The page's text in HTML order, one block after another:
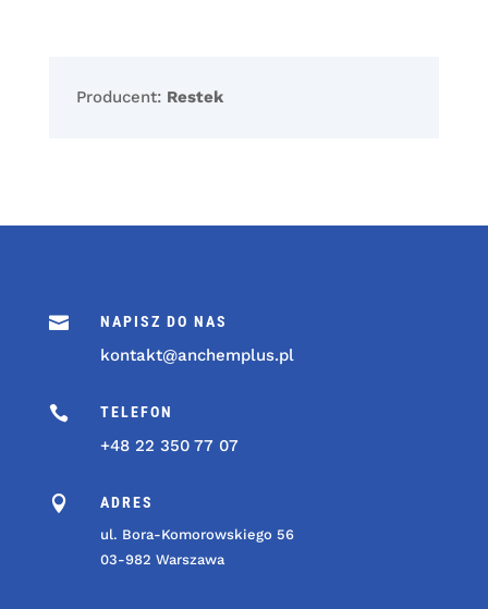
Producent: Restek
 NAPISZ DO NAS
kontakt@anchemplus.pl
 TELEFON
+48 22 350 77 07
 ADRES
ul. Bora-Komorowskiego 56
03-982 Warszawa